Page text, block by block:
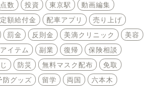
点数 投資 東京駅
動画編集
額給付金 配車アプリ
売り上げ
罰金 反則金 美滴クリニック
美容
イテム 副業 復帰
保険相談
防災 無料マスク配布
免取
防グッズ 留学 両国
六本木